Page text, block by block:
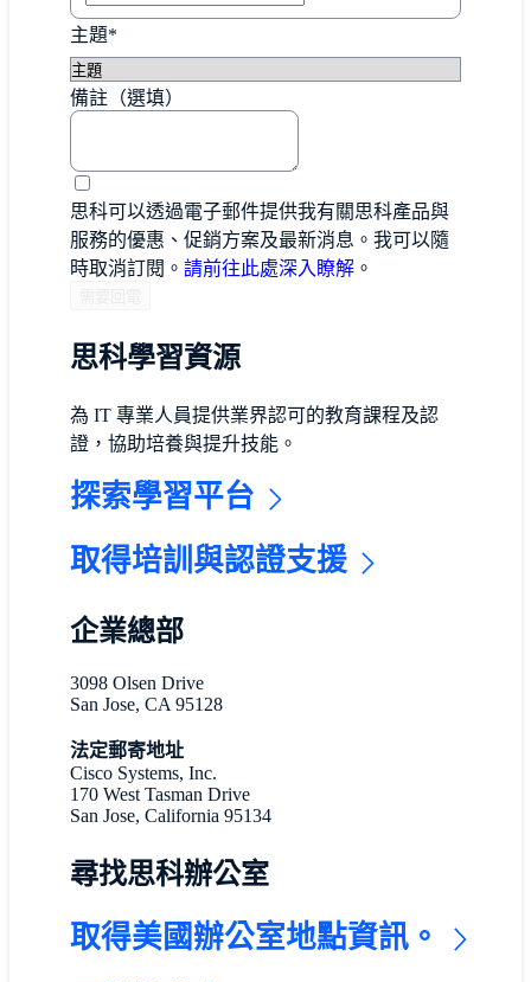
主題*
備註（選填）
思科可以透過電子郵件提供我有關思科產品與
服務的優惠、促銷方案及最新消息。我可以隨
時取消訂閱。請前往此處深入瞭解 。
思科學習資源
為 IT 專業人員提供業界認可的教育課程及認
證，協助培養與提升技能。
探索學習平台
取得培訓與認證支援
企業總部
3098 Olsen Drive
San Jose, CA 95128
法定郵寄地址
Cisco Systems, Inc.
170 West Tasman Drive
San Jose, California 95134
尋找思科辦公室
取得美國辦公室地點資訊。